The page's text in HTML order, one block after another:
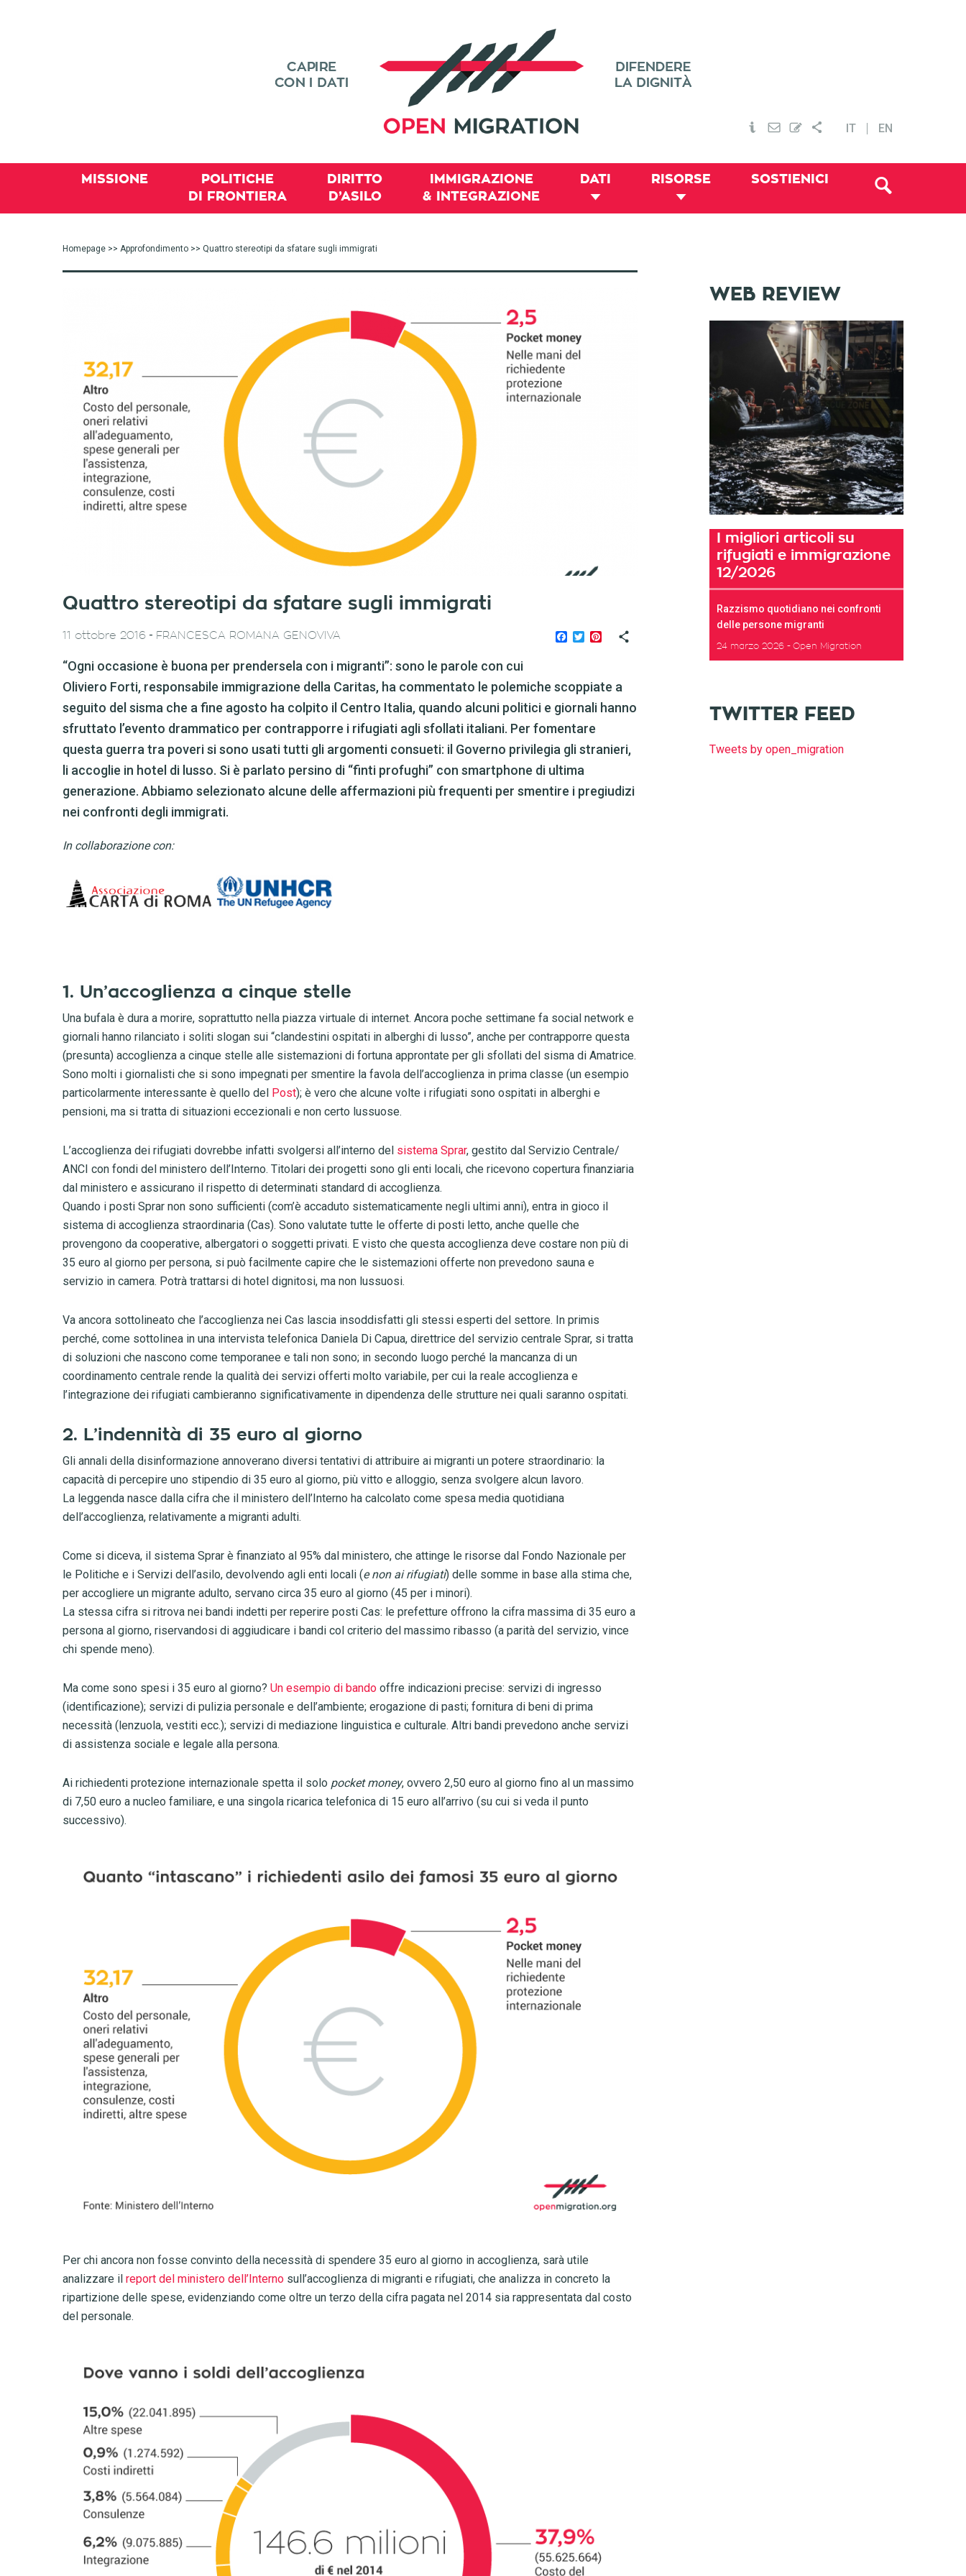
IT EN
MISSIONE
POLITICHE
DI FRONTIERA
DIRITTO
D’ASILO
IMMIGRAZIONE
& INTEGRAZIONE
DATI RISORSE SOSTIENICI
Homepage >> Approfondimento >> Quattro stereotipi da sfatare sugli immigrati
Quattro stereotipi da sfatare sugli immigrati
Facebook
TwitterPinterest
11 ottobre 2016 - FRANCESCA ROMANA GENOVIVA
“Ogni occasione è buona per prendersela con i migranti”: sono le parole con cui
Oliviero Forti, responsabile immigrazione della Caritas, ha commentato le polemiche scoppiate a
seguito del sisma che a fine agosto ha colpito il Centro Italia, quando alcuni politici e giornali hanno
sfruttato l’evento drammatico per contrapporre i rifugiati agli sfollati italiani. Per fomentare
questa guerra tra poveri si sono usati tutti gli argomenti consueti: il Governo privilegia gli stranieri,
li accoglie in hotel di lusso. Si è parlato persino di “finti profughi” con smartphone di ultima
generazione. Abbiamo selezionato alcune delle affermazioni più frequenti per smentire i pregiudizi
nei confronti degli immigrati.
In collaborazione con:
1. Un’accoglienza a cinque stelle
Una bufala è dura a morire, soprattutto nella piazza virtuale di internet. Ancora poche settimane fa social network e
giornali hanno rilanciato i soliti slogan sui “clandestini ospitati in alberghi di lusso”, anche per contrapporre questa
(presunta) accoglienza a cinque stelle alle sistemazioni di fortuna approntate per gli sfollati del sisma di Amatrice.
Sono molti i giornalisti che si sono impegnati per smentire la favola dell’accoglienza in prima classe (un esempio
particolarmente interessante è quello del Post); è vero che alcune volte i rifugiati sono ospitati in alberghi e
pensioni, ma si tratta di situazioni eccezionali e non certo lussuose.
L’accoglienza dei rifugiati dovrebbe infatti svolgersi all’interno del sistema Sprar, gestito dal Servizio Centrale/
ANCI con fondi del ministero dell’Interno. Titolari dei progetti sono gli enti locali, che ricevono copertura finanziaria
dal ministero e assicurano il rispetto di determinati standard di accoglienza.
Quando i posti Sprar non sono sufficienti (com’è accaduto sistematicamente negli ultimi anni), entra in gioco il
sistema di accoglienza straordinaria (Cas). Sono valutate tutte le offerte di posti letto, anche quelle che
provengono da cooperative, albergatori o soggetti privati. E visto che questa accoglienza deve costare non più di
35 euro al giorno per persona, si può facilmente capire che le sistemazioni offerte non prevedono sauna e
servizio in camera. Potrà trattarsi di hotel dignitosi, ma non lussuosi.
Va ancora sottolineato che l’accoglienza nei Cas lascia insoddisfatti gli stessi esperti del settore. In primis
perché, come sottolinea in una intervista telefonica Daniela Di Capua, direttrice del servizio centrale Sprar, si tratta
di soluzioni che nascono come temporanee e tali non sono; in secondo luogo perché la mancanza di un
coordinamento centrale rende la qualità dei servizi offerti molto variabile, per cui la reale accoglienza e
l’integrazione dei rifugiati cambieranno significativamente in dipendenza delle strutture nei quali saranno ospitati.
2. L’indennità di 35 euro al giorno
Gli annali della disinformazione annoverano diversi tentativi di attribuire ai migranti un potere straordinario: la
capacità di percepire uno stipendio di 35 euro al giorno, più vitto e alloggio, senza svolgere alcun lavoro.
La leggenda nasce dalla cifra che il ministero dell’Interno ha calcolato come spesa media quotidiana
dell’accoglienza, relativamente a migranti adulti.
Come si diceva, il sistema Sprar è finanziato al 95% dal ministero, che attinge le risorse dal Fondo Nazionale per
le Politiche e i Servizi dell’asilo, devolvendo agli enti locali (e non ai rifugiati) delle somme in base alla stima che,
per accogliere un migrante adulto, servano circa 35 euro al giorno (45 per i minori).
La stessa cifra si ritrova nei bandi indetti per reperire posti Cas: le prefetture offrono la cifra massima di 35 euro a
persona al giorno, riservandosi di aggiudicare i bandi col criterio del massimo ribasso (a parità del servizio, vince
chi spende meno).
Ma come sono spesi i 35 euro al giorno? Un esempio di bando offre indicazioni precise: servizi di ingresso
(identificazione); servizi di pulizia personale e dell’ambiente; erogazione di pasti; fornitura di beni di prima
necessità (lenzuola, vestiti ecc.); servizi di mediazione linguistica e culturale. Altri bandi prevedono anche servizi
di assistenza sociale e legale alla persona.
Ai richiedenti protezione internazionale spetta il solo pocket money, ovvero 2,50 euro al giorno fino al un massimo
di 7,50 euro a nucleo familiare, e una singola ricarica telefonica di 15 euro all’arrivo (su cui si veda il punto
successivo).
Per chi ancora non fosse convinto della necessità di spendere 35 euro al giorno in accoglienza, sarà utile
analizzare il report del ministero dell’Interno sull’accoglienza di migranti e rifugiati, che analizza in concreto la
ripartizione delle spese, evidenziando come oltre un terzo della cifra pagata nel 2014 sia rappresentata dal costo
del personale.
WEB REVIEW
I migliori articoli su
rifugiati e immigrazione
12/2026
Razzismo quotidiano nei confronti
delle persone migranti
24 marzo 2026 Open Migration
TWITTER FEED
Tweets by open_migration